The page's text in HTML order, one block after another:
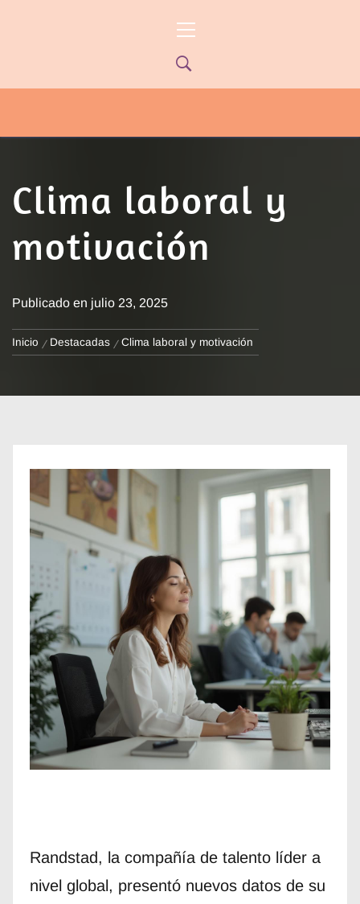
principal
ONCE PARANÁ YOUTUBE/PYPNEWS –
Clima laboral y
motivación
Publicado en julio 23, 2025
Inicio Destacadas Clima laboral y motivación
Randstad, la compañía de talento líder a
nivel global, presentó nuevos datos de su